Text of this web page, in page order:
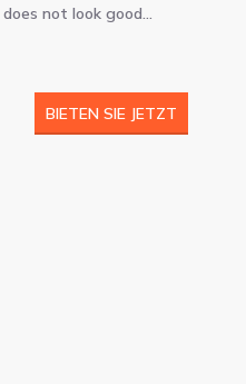
not look good…
BIETEN SIE JETZT